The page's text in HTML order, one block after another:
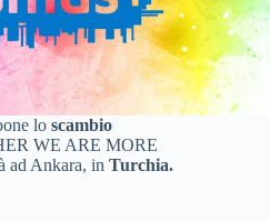
lo scambio
WE ARE MORE
ad Ankara, in Turchia.